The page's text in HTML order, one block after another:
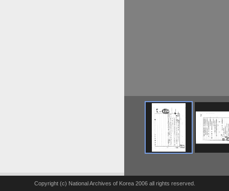
Copyright (c) National Archives of Korea 2006 all rights reserved.